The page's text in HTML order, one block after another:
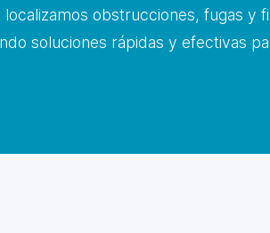
localizamos obstrucciones, fugas
soluciones rápidas y efectivas